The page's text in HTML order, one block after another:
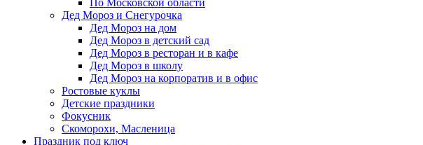
По Московской области
Дед Мороз и Снегурочка
Дед Мороз на дом
Дед Мороз в детский сад
Дед Мороз в ресторан и в кафе
Дед Мороз в школу
Дед Мороз на корпоратив и в офис
Ростовые куклы
Детские праздники
Фокусник
Скоморохи, Масленица
Праздник под ключ